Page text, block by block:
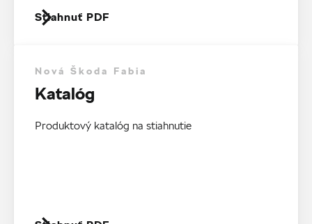
Stiahnuť PDF
Nová Škoda Fabia
Katalóg
Produktový katalóg na stiahnutie